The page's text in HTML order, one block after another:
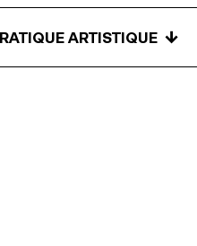
ARTISTIQUE ↓